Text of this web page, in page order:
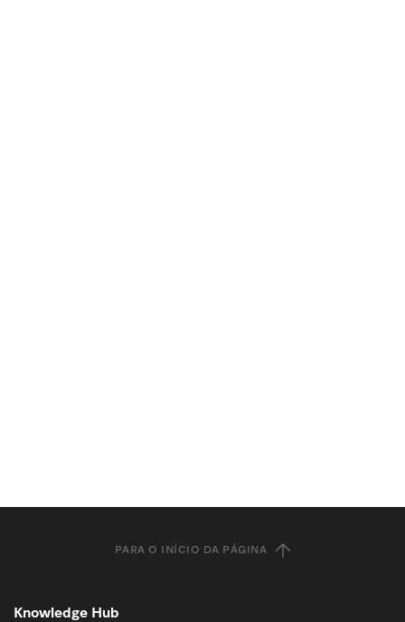
PARA O INÍCIO DA PÁGINA
Knowledge Hub